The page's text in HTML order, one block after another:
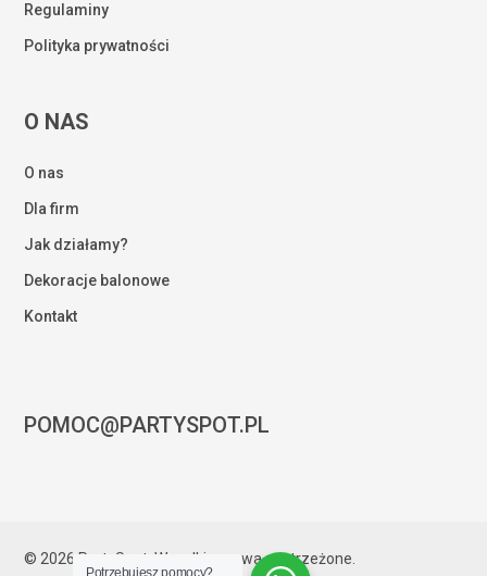
Regulaminy
Polityka prywatności
O NAS
O nas
Dla firm
Jak działamy?
Dekoracje balonowe
Kontakt
POMOC@PARTYSPOT.PL
© 2026 PartySpot. Wszelkie prawa zastrzeżone.
Potrzebujesz pomocy?